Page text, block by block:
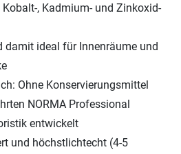
, Kadmium- und Zinkoxid-
damit ideal für Innenräume und
Ohne Konservierungsmittel
NORMA Professional
entwickelt
und höchstlichtecht (4-5